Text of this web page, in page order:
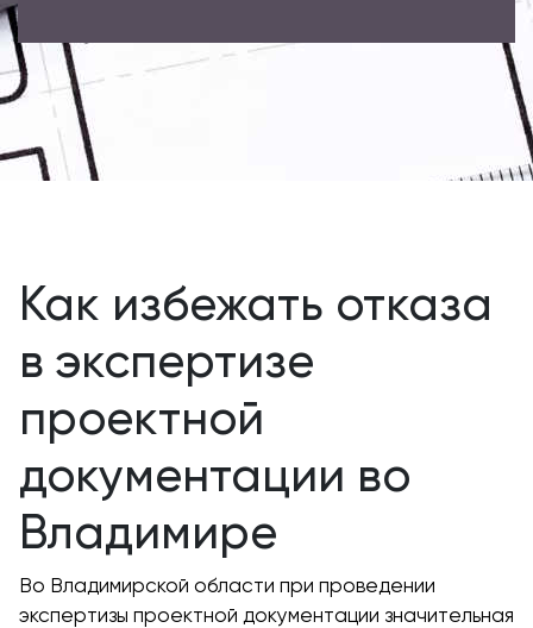
Как избежать отказа
в экспертизе
проектной
документации во
Владимире
Во Владимирской области при проведении
экспертизы проектной документации значительная